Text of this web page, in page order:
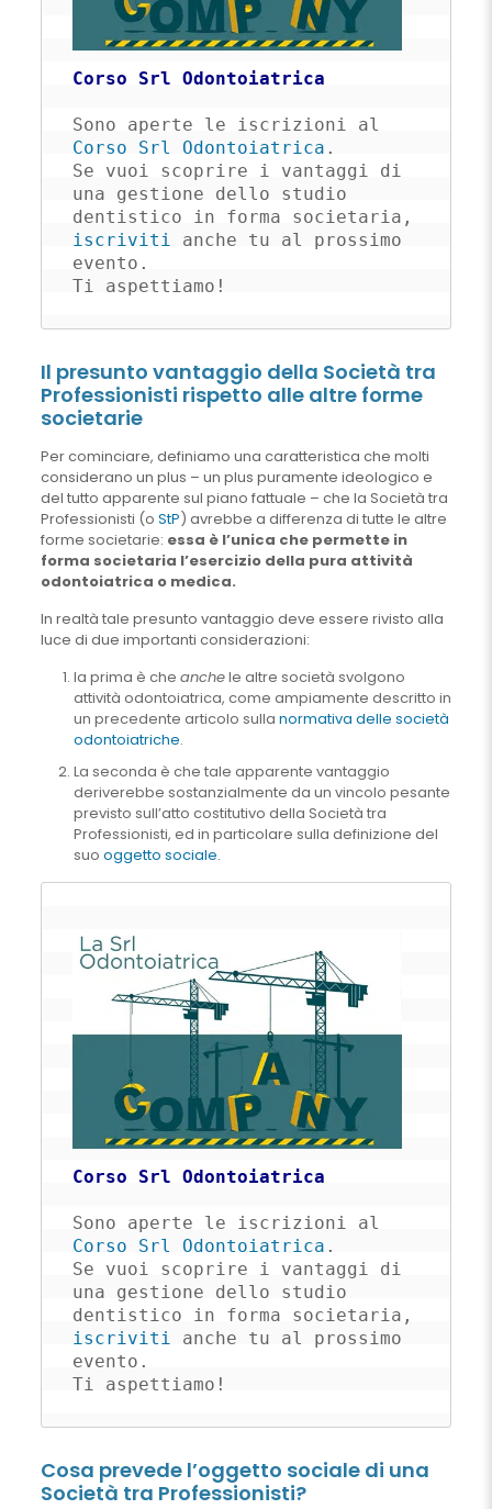
Corso Srl Odontoiatrica
Corso Srl Odontoiatrica .
Se vuoi scoprire i vantaggi di
una gestione dello studio
iscriviti anche tu al prossimo
evento.
Ti aspettiamo!
Il presunto vantaggio della Società tra
Professionisti rispetto alle altre forme
societarie
Per cominciare, definiamo una caratteristica che molti
considerano un plus – un plus puramente ideologico e
del tutto apparente sul piano fattuale – che la Società tra
Professionisti (o StP) avrebbe a differenza di tutte le altre
forme societarie: essa è l’unica che permette in
forma societaria l’esercizio della pura attività
odontoiatrica o medica.
In realtà tale presunto vantaggio deve essere rivisto alla
luce di due importanti considerazioni:
la prima è che anchele altre società svolgono
attività odontoiatrica, come ampiamente descritto in
un precedente articolo sulla normativa delle società
odontoiatriche.
La seconda è che tale apparente vantaggio
deriverebbe sostanzialmente da un vincolo pesante
previsto sull’atto costitutivo della Società tra
Professionisti, ed in particolare sulla definizione del
suo oggetto sociale.
Corso Srl Odontoiatrica
Corso Srl Odontoiatrica .
Se vuoi scoprire i vantaggi di
una gestione dello studio
iscriviti anche tu al prossimo
evento.
Ti aspettiamo!
Cosa prevede l’oggetto sociale di una
Società tra Professionisti?